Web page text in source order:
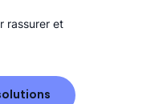
rassurer et